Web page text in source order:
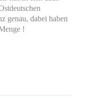
genau, dabei haben
!